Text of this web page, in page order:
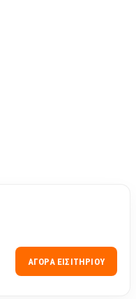
ΑΓΟΡΆ ΕΙΣΙΤΗΡΊΟΥ